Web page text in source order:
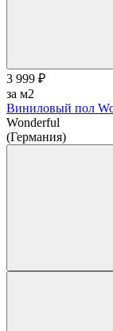
3 999 ₽
за м2
Виниловый пол
Wonderful
(Германия)